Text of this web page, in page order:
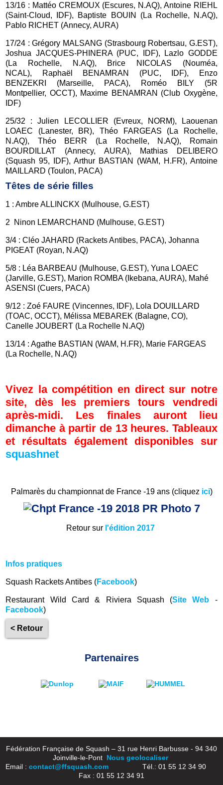
13/16 : Mattéo CREMOUX (Escures, N.AQ), Antoine RIEHL
(Saint-Cloud, IDF), Baptiste BOUIN (La Rochelle, N.AQ),
Pablo RICHET (Annecy, AURA)
17/24 : Grégory MALSANG (Strasbourg Robertsau, G.EST),
Joshua JACQUES-PHINERA (PUC, IDF), Lazlo GODDE
(La Rochelle, N.AQ), Brice NICOLAS (Nouméa,
NCAL), Raphaël BENAMRAN (PUC, IDF), Enzo
BENZEKRI (Marseille, PACA), Roméo BILY (5R
Montpellier, OCCT), Maxime BENAMRAN (Club Oxygène,
IDF)
25/32 : Julien LECOLLIER (Evreux, NORM), Laouenan
LOAEC (Lanester, BR), Théo FARGEAS (La Rochelle,
N.AQ), Théo BERR (La Rochelle, N.AQ), Romain
BOURDILLAT (Annecy, AURA), Mathias DELIBERO
(Squash 95, IDF), Arthur BASTIAN (WAM, H.FR), Antoine
MAILLARD (Toulon, PACA)
Têtes de série filles
1 : Ambre ALLINCKX (Mulhouse, G.EST)
2 Ninon LEMARCHAND (Mulhouse, G.EST)
3/4 : Cléo JAHARD (Rackets Antibes, PACA), Johanna
PIGEAT (Royan, N.AQ)
5/8 : Léa BARBEAU (Mulhouse, G.EST), Yuna LOAEC
(Jarville, G.EST), Marion ROMBA (Ikebana, AURA), Mahé
ASENSI (Cuers, PACA)
9/12 : Zoé FAURE (Vincennes, IDF), Lola DOUILLARD
(TOAC, OCCT), Mélissa MEBAREK (Balagne, CO),
Canelle JOUBERT (La Rochelle N.AQ)
13/14 : Agathe BASTIAN (WAM, H.FR), Marie FARGEAS
(La Rochelle, N.AQ)
Vivez la compétition en direct sur notre
site, dès les premiers tours vendredi
après-midi. Les finales auront lieu
dimanche à partir de 13 heures. Tableaux
et résultats également disponibles sur
squashnet
Palmarès du championnat de France -19 ans (cliquez ici)
Retour sur l'édition 2017
Infos pratiques
Squash Rackets Antibes (Facebook)
Restaurant Wild Card & Riviera Squash (Site Web -
Facebook)
< Retour
Partenaires
Fédération Française de Squash – 31 rue Henri Barbusse - 94 340
Joinville-le-Pont Nous geolocaliser
Email : contact@ffsquash.comTél.: 01 55 12 34 90
Fax : 01 55 12 34 91